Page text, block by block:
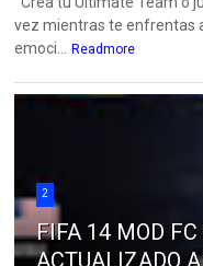
vez mientras te enfrentas
emoci...
Readmore
2
FIFA 14 MOD
ACTUALIZADO